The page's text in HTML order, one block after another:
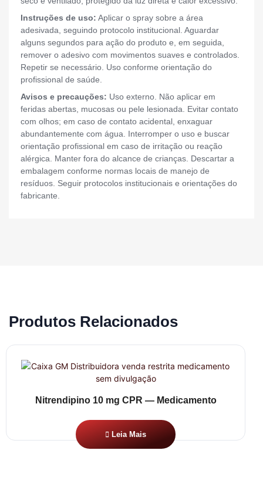
Instruções de uso: Aplicar o spray sobre a área
adesivada, seguindo protocolo institucional. Aguardar
alguns segundos para ação do produto e, em seguida,
remover o adesivo com movimentos suaves e controlados.
Repetir se necessário. Uso conforme orientação do
profissional de saúde.
Avisos e precauções: Uso externo. Não aplicar em
feridas abertas, mucosas ou pele lesionada. Evitar contato
com olhos; em caso de contato acidental, enxaguar
abundantemente com água. Interromper o uso e buscar
orientação profissional em caso de irritação ou reação
alérgica. Manter fora do alcance de crianças. Descartar a
embalagem conforme normas locais de manejo de
resíduos. Seguir protocolos institucionais e orientações do
fabricante.
Produtos Relacionados
Nitrendipino 10 mg CPR — Medicamento
Leia Mais